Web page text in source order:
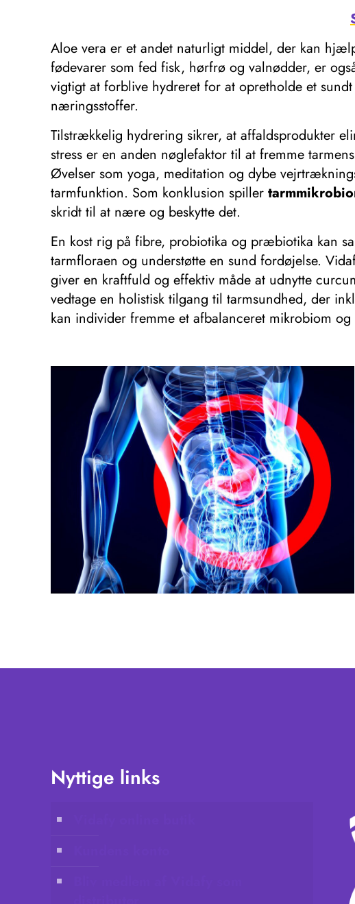
Aloe vera er et andet naturligt middel, der kan
fødevarer som fed fisk, hørfrø og valnødder, er
vigtigt at forblive hydreret for at opretholde et
næringsstoffer.
Tilstrækkelig hydrering sikrer, at affaldsprodukter
stress er en anden nøglefaktor til at fremme
Øvelser som yoga, meditation og dybe
tarmfunktion. Som konklusion spiller
skridt til at nære og beskytte det.
En kost rig på fibre, probiotika og præbiotika kan
tarmfloraen og understøtte en sund fordøjelse.
giver en kraftfuld og effektiv måde at udnytte
vedtage en holistisk tilgang til tarmsundhed, der
kan individer fremme et afbalanceret mikrobiom
Nyttige links